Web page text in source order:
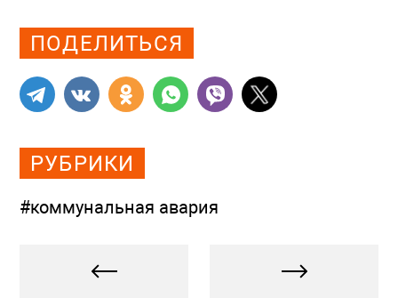
ПОДЕЛИТЬСЯ
РУБРИКИ
#коммунальная авария